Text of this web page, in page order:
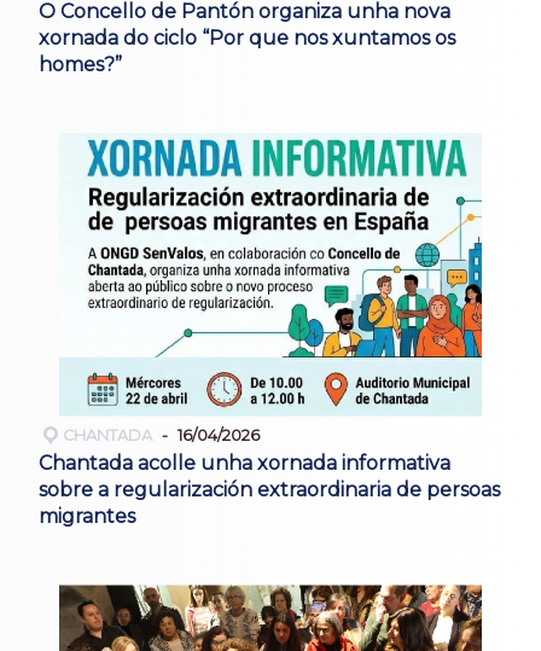
O Concello de Pantón organiza unha nova
xornada do ciclo “Por que nos xuntamos os
homes?”
CHANTADA 16/04/2026
Chantada acolle unha xornada informativa
sobre a regularización extraordinaria de persoas
migrantes